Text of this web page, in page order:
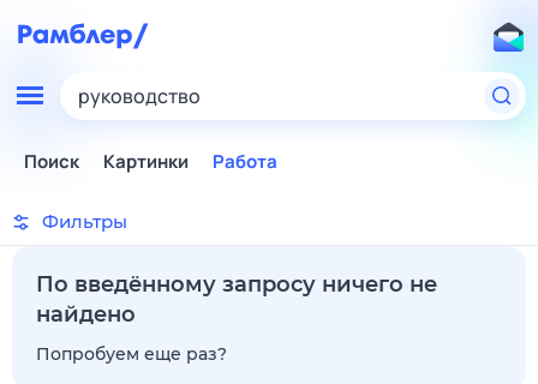
руководство
Поиск Картинки Работа
Фильтры
По введённому запросу ничего не
найдено
Попробуем еще раз?